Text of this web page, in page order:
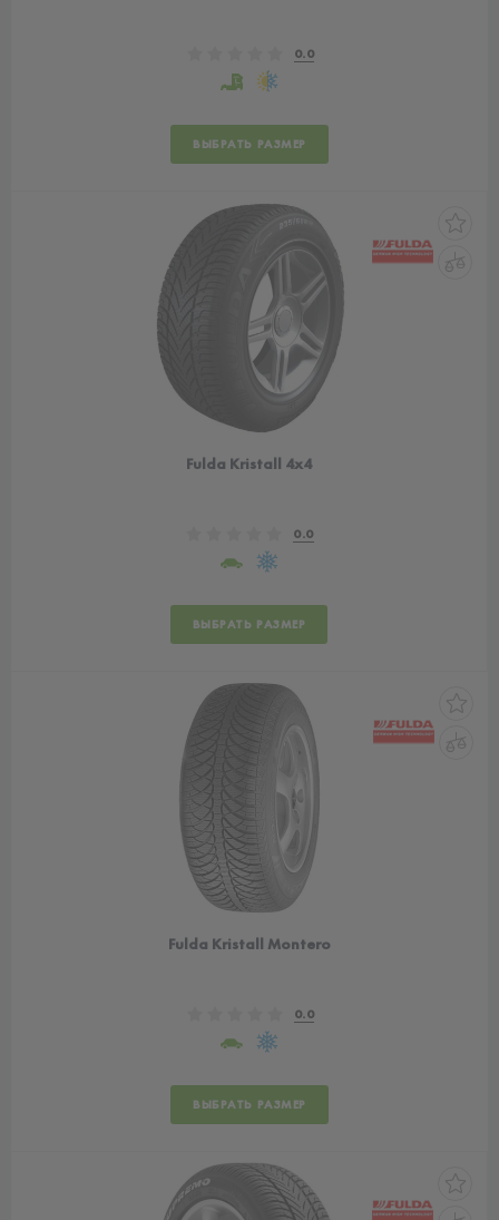
0.0
ВЫБРАТЬ РАЗМЕР
Fulda Kristall 4x4
0.0
ВЫБРАТЬ РАЗМЕР
Fulda Kristall Montero
0.0
ВЫБРАТЬ РАЗМЕР